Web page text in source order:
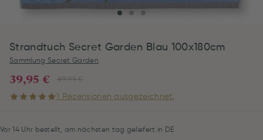
Strandtuch Secret Garden Blau 100x180cm
Sammlung Secret Garden
49,95 €
39,95 €
1 Rezensionen ausgezeichnet.
Vor 14 Uhr bestellt, am nächsten tag geliefert in DE